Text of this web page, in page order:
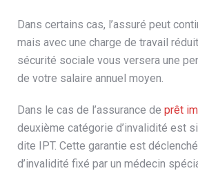
Dans certains cas, l’assuré peut
mais avec une charge de travail
sécurité sociale vous versera une
de votre salaire annuel moyen.
Dans le cas de l’assurance de prêt
deuxième catégorie d’invalidité est
dite IPT. Cette garantie est
d’invalidité fixé par un médecin